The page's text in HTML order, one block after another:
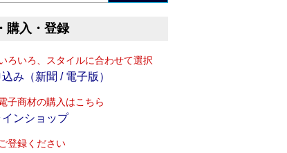
購入・登録
ろいろ、スタイルに合わせて選択
み（新聞 / 電子版）
子商材の購入はこちら
インショップ
登録ください